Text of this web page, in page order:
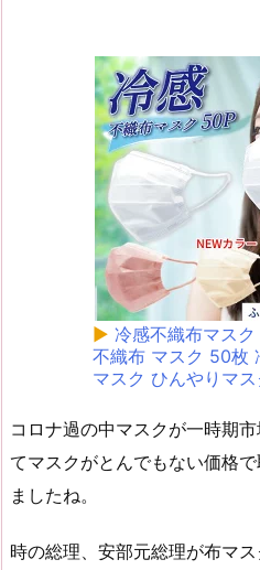
▶ 冷感不織布マスク
不織布 マスク 50枚
マスク ひんやりマ
コロナ過の中マスクが一時期
てマスクがとんでもない価格
ましたね。
時の総理、安部元総理が布マ